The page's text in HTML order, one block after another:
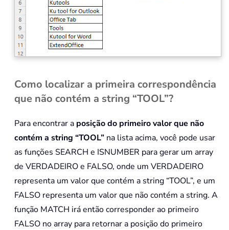
Como localizar a primeira correspondência
que não contém a string “TOOL”?
Para encontrar a posição do primeiro valor que não
contém a string “TOOL” na lista acima, você pode usar
as funções SEARCH e ISNUMBER para gerar um array
de VERDADEIRO e FALSO, onde um VERDADEIRO
representa um valor que contém a string “TOOL”, e um
FALSO representa um valor que não contém a string. A
função MATCH irá então corresponder ao primeiro
FALSO no array para retornar a posição do primeiro